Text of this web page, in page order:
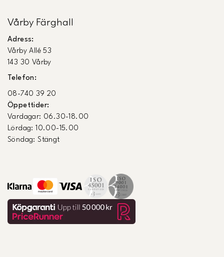
Vårby Färghall
Adress:
Vårby Allé 53
143 30 Vårby
Telefon:
08-740 39 20
Öppettider:
Vardagar: 06.30-18.00
Lördag: 10.00-15.00
Söndag: Stängt